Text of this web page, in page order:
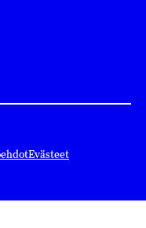
Evästeet